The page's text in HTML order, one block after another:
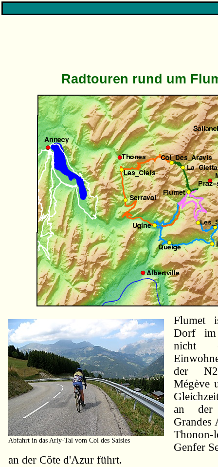
Radtouren rund um
Abfahrt in das Arly-Tal vom Col des Saisies
Flumet
Dorf
nicht
der
Mégève
an der
Grandes
Genfer
an der Côte d'Azur führt.